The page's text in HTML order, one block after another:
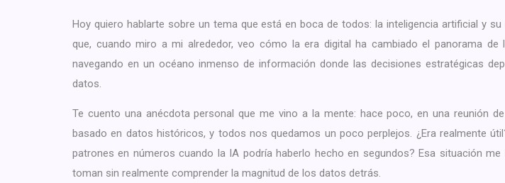
Hoy quiero hablarte sobre un tema que está en boca de todos: la inteligencia artificial y
que, cuando miro a mi alrededor, veo cómo la era digital ha cambiado el panorama
navegando en un océano inmenso de información donde las decisiones estratégicas
datos.
Te cuento una anécdota personal que me vino a la mente: hace poco, en una reunión
basado en datos históricos, y todos nos quedamos un poco perplejos. ¿Era realmente
patrones en números cuando la IA podría haberlo hecho en segundos? Esa situación
toman sin realmente comprender la magnitud de los datos detrás.